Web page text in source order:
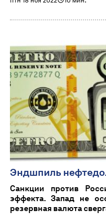
Эндшпиль
Санкции против
эффекта. Запад не
резервная валюта